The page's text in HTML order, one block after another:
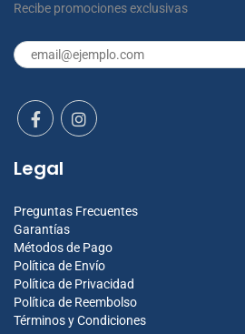
Recibe promociones exclusivas
Legal
Preguntas Frecuentes
Garantías
Métodos de Pago
Política de Envío
Política de Privacidad
Política de Reembolso
Términos y Condiciones